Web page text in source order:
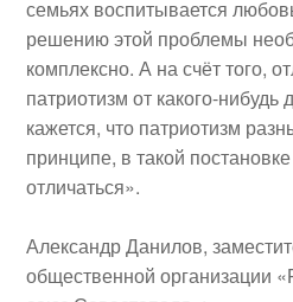
семьях воспитывается
решению этой проблемы
комплексно. А на счёт того,
патриотизм от какого-нибудь
кажется, что патриотизм
принципе, в такой
отличаться».
Александр Данилов,
общественной организации